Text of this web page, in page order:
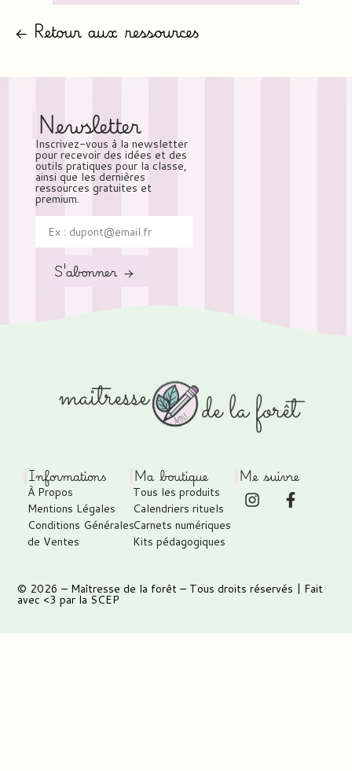
← Retour aux ressources
Newsletter
Inscrivez-vous à la newsletter
pour recevoir des idées et des
outils pratiques pour la classe,
ainsi que les dernières
ressources gratuites et
premium.
S'abonner →
Informations
À Propos
Mentions Légales
Conditions Générales
de Ventes
Ma boutique
Tous les produits
Calendriers rituels
Carnets numériques
Kits pédagogiques
Me suivre
© 2026 – Maîtresse de la forêt – Tous droits réservés | Fait
avec <3 par la SCEP